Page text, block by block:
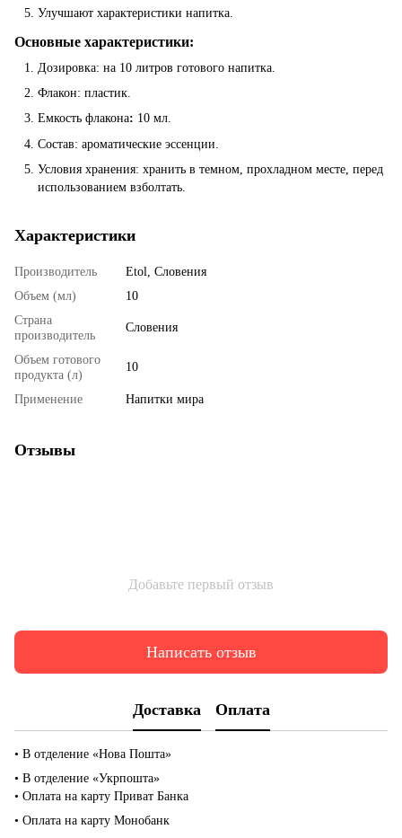
Улучшают характеристики напитка.
Основные характеристики:
Дозировка: на 10 литров готового напитка.
Флакон: пластик.
Емкость флакона: 10 мл.
Состав: ароматические эссенции.
Условия хранения: хранить в темном, прохладном месте, перед
использованием взболтать.
Характеристики
Производитель
Etol, Словения
Объем (мл)
10
Страна
производитель
Словения
Объем готового
продукта (л)
10
Применение Напитки мира
Отзывы
Добавьте первый отзыв
Написать отзыв
Доставка Оплата
• В отделение «Нова Пошта»
• В отделение «Укрпошта»
• Оплата на карту Приват Банка
• Оплата на карту Монобанк